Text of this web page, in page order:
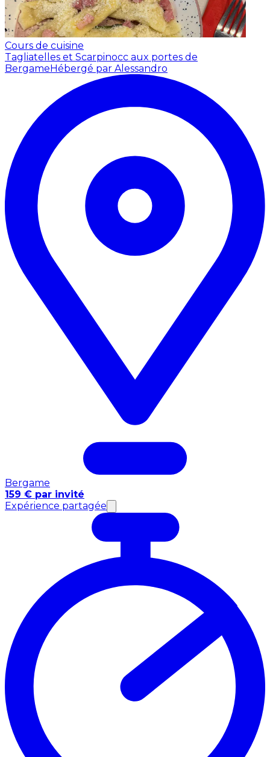
Cours de cuisine
Tagliatelles et Scarpinocc aux portes de
Bergame Hébergé par Alessandro
Bergame
159 € par invité
Expérience partagée